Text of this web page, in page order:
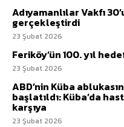
Adıyamanlılar Vakfı
gerçekleştirdi
23 Şubat 2026
Feriköy’ün 100. yıl
23 Şubat 2026
ABD’nin Küba
başlatıldı: Küba’da
karşıya
23 Şubat 2026